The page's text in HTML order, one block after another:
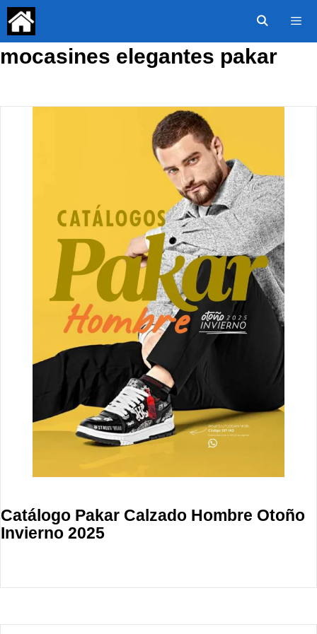
Saltar
contenido
mocasines elegantes pakar
Catálogo Pakar Calzado Hombre Otoño
Invierno 2025